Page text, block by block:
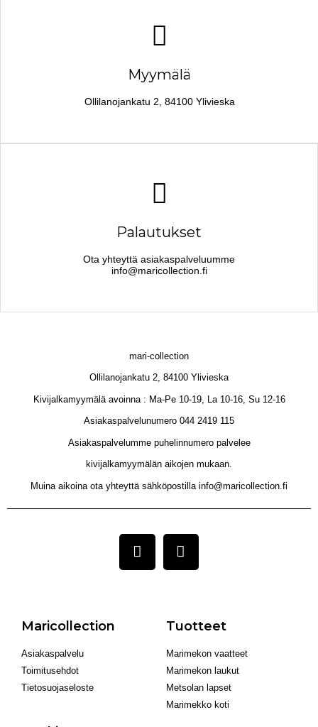
Myymälä
Ollilanojankatu 2, 84100 Ylivieska
Palautukset
Ota yhteyttä asiakaspalveluumme
info@maricollection.fi
mari-collection
Ollilanojankatu 2, 84100 Ylivieska
Kivijalkamyymälä avoinna : Ma-Pe 10-19, La 10-16, Su 12-16
Asiakaspalvelunumero 044 2419 115
Asiakaspalvelumme puhelinnumero palvelee
kivijalkamyymälän aikojen mukaan.
Muina aikoina ota yhteyttä sähköpostilla info@maricollection.fi
Maricollection
Asiakaspalvelu
Toimitusehdot
Tietosuojaseloste
Tuotteet
Marimekon vaatteet
Marimekon laukut
Metsolan lapset
Marimekko koti